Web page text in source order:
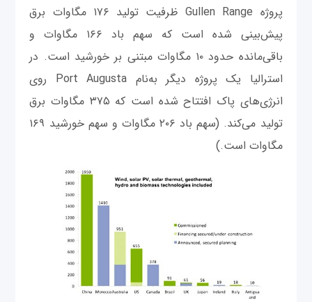
پروژه Gullen Range ظرفیت تولید ۱۷۶ مگاوات برق
پیش‌بینی شده است که سهم باد ۱۶۶ مگاوات و
باقی‌مانده حدود ۱۰ مگاوات مبتنی بر خورشید است. در
استرالیا یک پروژه دیگر به‌نام Port Augusta روی
انرژی‌های پاک افتتاح شده است که ۳۷۵ مگاوات برق
تولید می‌کند. (سهم باد ۲۰۶ مگاوات و سهم خورشید ۱۶۹
مگاوات است.)